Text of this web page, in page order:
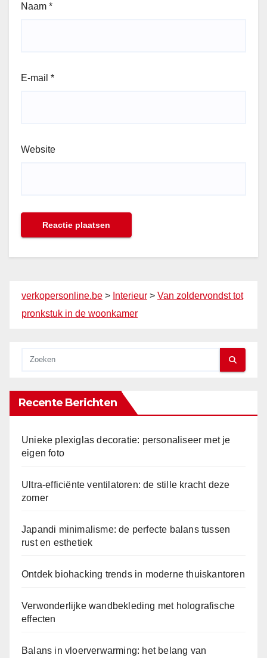
Naam *
E-mail *
Website
verkopersonline.be > Interieur > Van zoldervondst tot
pronkstuk in de woonkamer
Recente Berichten
Unieke plexiglas decoratie: personaliseer met je
eigen foto
Ultra-efficiënte ventilatoren: de stille kracht deze
zomer
Japandi minimalisme: de perfecte balans tussen
rust en esthetiek
Ontdek biohacking trends in moderne thuiskantoren
Verwonderlijke wandbekleding met holografische
effecten
Balans in vloerverwarming: het belang van